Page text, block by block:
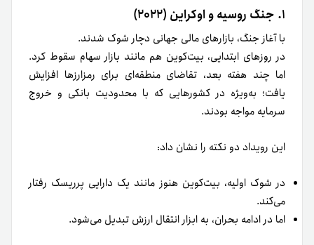
۱. جنگ روسیه و اوکراین (۲۰۲۲)
با آغاز جنگ، بازارهای مالی جهانی دچار شوک شدند.
در روزهای ابتدایی، بیت‌کوین هم مانند بازار سهام سقوط کرد.
اما چند هفته بعد، تقاضای منطقه‌ای برای رمزارزها افزایش
یافت؛ به‌ویژه در کشورهایی که با محدودیت بانکی و خروج
سرمایه مواجه بودند.
این رویداد دو نکته را نشان داد:
در شوک اولیه، بیت‌کوین هنوز مانند یک دارایی پرریسک رفتار
می‌کند.
اما در ادامه بحران، به ابزار انتقال ارزش تبدیل می‌شود.